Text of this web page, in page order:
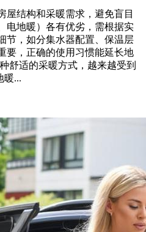
屋结构和采暖需求，避免盲目
电地暖）各有优劣，需根据实
节，如分集水器配置、保温层
要，正确的使用习惯能延长地
舒适的采暖方式，越来越受到
...